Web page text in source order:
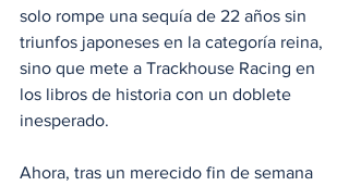
solo rompe una sequía de 22 años sin
triunfos japoneses en la categoría reina,
sino que mete a Trackhouse Racing en
los libros de historia con un doblete
inesperado.
Ahora, tras un merecido fin de semana